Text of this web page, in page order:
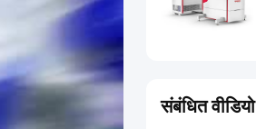
संबंधित वीडियो